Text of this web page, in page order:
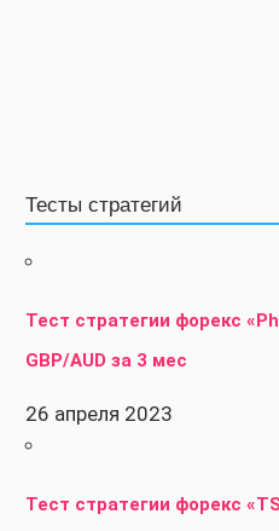
Тесты стратегий
Тест стратегии форекс
GBP/AUD за 3 мес
26 апреля 2023
Тест стратегии форекс